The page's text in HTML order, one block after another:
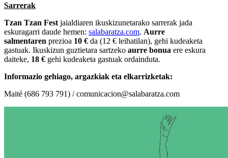
Sarrerak
Tzan Tzan Fest jaialdiaren ikuskizunetarako sarrerak jada
eskuragarri daude hemen: salabaratza.com. Aurre
salmentaren prezioa 10 € da (12 € leihatilan), gehi kudeaketa
gastuak. Ikuskizun guztietara sartzeko aurre bonua ere eskura
daiteke, 18 € gehi kudeaketa gastuak ordainduta.
Informazio gehiago, argazkiak eta elkarrizketak:
Maité (686 793 791) / comunicacion@salabaratza.com